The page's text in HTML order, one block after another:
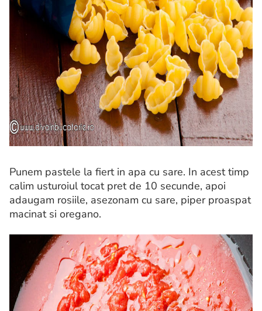
Punem pastele la fiert in apa cu sare. In acest timp
calim usturoiul tocat pret de 10 secunde, apoi
adaugam rosiile, asezonam cu sare, piper proaspat
macinat si oregano.